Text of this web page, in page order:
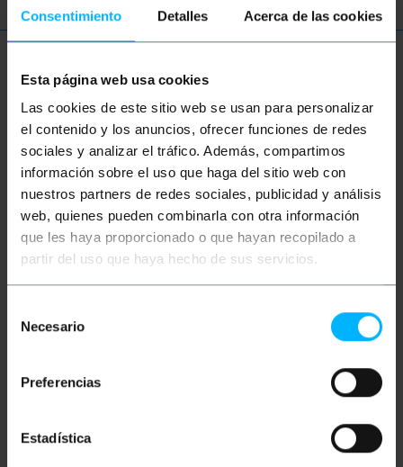
Consentimiento Detalles Acerca de las cookies
Esta página web usa cookies
Las cookies de este sitio web se usan para personalizar
el contenido y los anuncios, ofrecer funciones de redes
sociales y analizar el tráfico. Además, compartimos
información sobre el uso que haga del sitio web con
nuestros partners de redes sociales, publicidad y análisis
web, quienes pueden combinarla con otra información
que les haya proporcionado o que hayan recopilado a
partir del uso que haya hecho de sus servicios.
Necesario
Preferencias
Estadística
Meer informatie
Beschrijving
VGA en USB-kabel om het bereik van KVM-Switch
Uniclass Prima (referenties # UM0x, # UM1x en #
UM3x) en referenties Uniclass KVM-Switch # UM42
en UM43 met computers # controle aan te sluiten.
Het is een signaalkabel die VGA + USB (USB
toetsenbord en muis) kan overbrengen. Aan het
einde van de schakelaar HD15-Male. Aan het einde
video) en 1 x USB-A-Male-connectoren. Kabellengte
3 m.
Maten en gewichten
Bruto gewicht: 290 g